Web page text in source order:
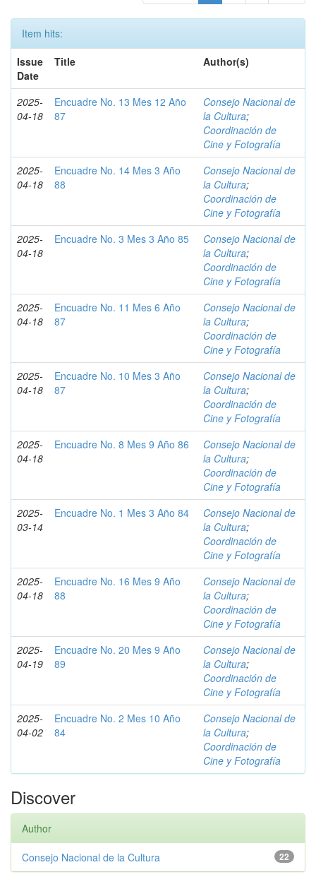
Item hits:
Issue
Date
Title Author(s)
2025-
04-18
Encuadre No. 13 Mes 12 Año
87
Consejo Nacional de
la Cultura;
Coordinación de
Cine y Fotografía
2025-
04-18
Encuadre No. 14 Mes 3 Año
88
Consejo Nacional de
la Cultura;
Coordinación de
Cine y Fotografía
2025-
04-18
Encuadre No. 3 Mes 3 Año 85
Consejo Nacional de
la Cultura;
Coordinación de
Cine y Fotografía
2025-
04-18
Encuadre No. 11 Mes 6 Año
87
Consejo Nacional de
la Cultura;
Coordinación de
Cine y Fotografía
2025-
04-18
Encuadre No. 10 Mes 3 Año
87
Consejo Nacional de
la Cultura;
Coordinación de
Cine y Fotografía
2025-
04-18
Encuadre No. 8 Mes 9 Año 86
Consejo Nacional de
la Cultura;
Coordinación de
Cine y Fotografía
2025-
03-14
Encuadre No. 1 Mes 3 Año 84
Consejo Nacional de
la Cultura;
Coordinación de
Cine y Fotografía
2025-
04-18
Encuadre No. 16 Mes 9 Año
88
Consejo Nacional de
la Cultura;
Coordinación de
Cine y Fotografía
2025-
04-19
Encuadre No. 20 Mes 9 Año
89
Consejo Nacional de
la Cultura;
Coordinación de
Cine y Fotografía
2025-
04-02
Encuadre No. 2 Mes 10 Año
84
Consejo Nacional de
la Cultura;
Coordinación de
Cine y Fotografía
Discover
Author
22
Consejo Nacional de la Cultura